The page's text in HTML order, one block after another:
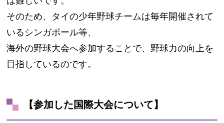
そのため、タイの少年野球チームは毎年開催されて
いるシンガポール等、
海外の野球大会へ参加することで、野球力の向上を
目指しているのです。
【参加した国際大会について】